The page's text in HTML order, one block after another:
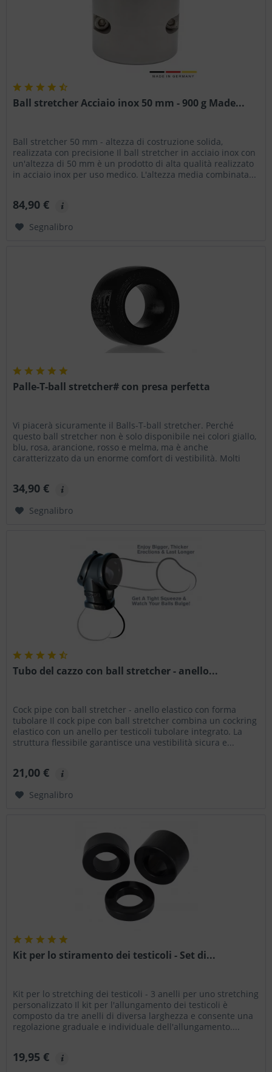
Ball stretcher Acciaio inox 50 mm - 900 g Made...
Ball stretcher 50 mm - altezza di costruzione solida,
realizzata con precisione Il ball stretcher in acciaio inox con
un'altezza di 50 mm è un prodotto di alta qualità realizzato
in acciaio inox per uso medico. L'altezza media combinata...
84,90 €
Segnalibro
Palle-T-ball stretcher# con presa perfetta
Vi piacerà sicuramente il Balls-T-ball stretcher. Perché
questo ball stretcher non è solo disponibile nei colori giallo,
blu, rosa, arancione, rosso e melma, ma è anche
caratterizzato da un enorme comfort di vestibilità. Molti
34,90 €
Segnalibro
Tubo del cazzo con ball stretcher - anello...
Cock pipe con ball stretcher - anello elastico con forma
tubolare Il cock pipe con ball stretcher combina un cockring
elastico con un anello per testicoli tubolare integrato. La
struttura flessibile garantisce una vestibilità sicura e...
21,00 €
Segnalibro
Kit per lo stiramento dei testicoli - Set di...
Kit per lo stretching dei testicoli - 3 anelli per uno stretching
personalizzato Il kit per l'allungamento dei testicoli è
composto da tre anelli di diversa larghezza e consente una
regolazione graduale e individuale dell'allungamento....
19,95 €